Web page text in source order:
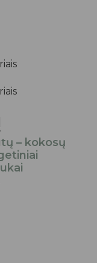
– kokosų